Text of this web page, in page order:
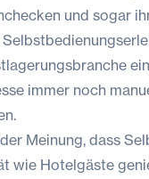
und sogar
immer noch
Meinung, dass
wie Hotelgäste